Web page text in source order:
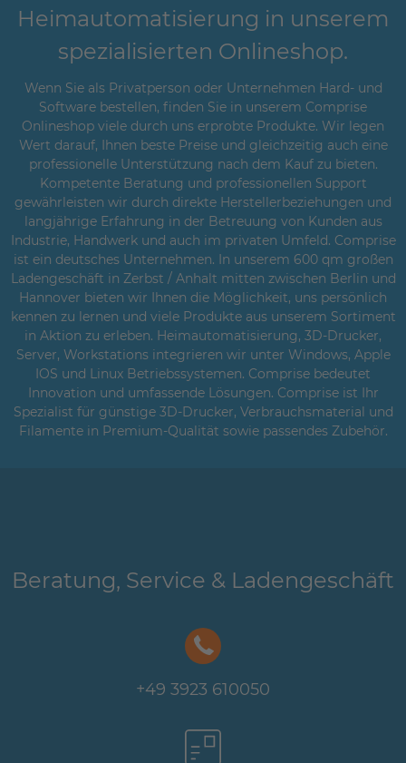
Heimautomatisierung in unserem
spezialisierten Onlineshop.
Wenn Sie als Privatperson oder Unternehmen Hard- und
Software bestellen, finden Sie in unserem Comprise
Onlineshop viele durch uns erprobte Produkte. Wir legen
Wert darauf, Ihnen beste Preise und gleichzeitig auch eine
professionelle Unterstützung nach dem Kauf zu bieten.
Kompetente Beratung und professionellen Support
gewährleisten wir durch direkte Herstellerbeziehungen und
langjährige Erfahrung in der Betreuung von Kunden aus
Industrie, Handwerk und auch im privaten Umfeld. Comprise
ist ein deutsches Unternehmen. In unserem 600 qm großen
Ladengeschäft in Zerbst / Anhalt mitten zwischen Berlin und
Hannover bieten wir Ihnen die Möglichkeit, uns persönlich
kennen zu lernen und viele Produkte aus unserem Sortiment
in Aktion zu erleben. Heimautomatisierung, 3D-Drucker,
Server, Workstations integrieren wir unter Windows, Apple
IOS und Linux Betriebssystemen. Comprise bedeutet
Innovation und umfassende Lösungen. Comprise ist Ihr
Spezialist für günstige 3D-Drucker, Verbrauchsmaterial und
Filamente in Premium-Qualität sowie passendes Zubehör.
Beratung, Service & Ladengeschäft
+49 3923 610050